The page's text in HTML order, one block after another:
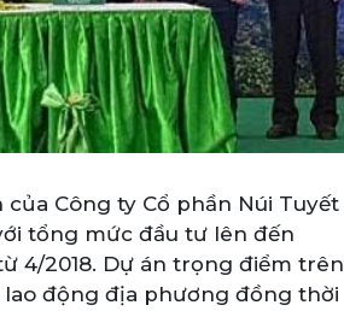
của Công ty Cổ phần Núi Tuyết
tổng mức đầu tư lên đến
4/2018. Dự án trọng điểm trên
lao động địa phương đồng thời